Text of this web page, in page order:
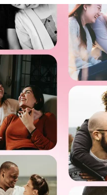
veut pas s'engager :